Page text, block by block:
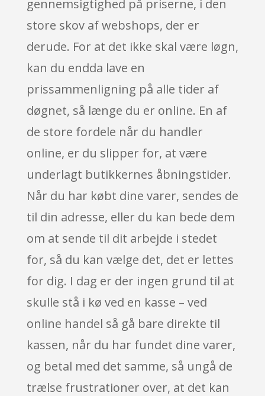
gennemsigtighed på priserne, i den
store skov af webshops, der er
derude. For at det ikke skal være løgn,
kan du endda lave en
prissammenligning på alle tider af
døgnet, så længe du er online. En af
de store fordele når du handler
online, er du slipper for, at være
underlagt butikkernes åbningstider.
Når du har købt dine varer, sendes de
til din adresse, eller du kan bede dem
om at sende til dit arbejde i stedet
for, så du kan vælge det, det er lettes
for dig. I dag er der ingen grund til at
skulle stå i kø ved en kasse – ved
online handel så gå bare direkte til
kassen, når du har fundet dine varer,
og betal med det samme, så ungå de
trælse frustrationer over, at det kan